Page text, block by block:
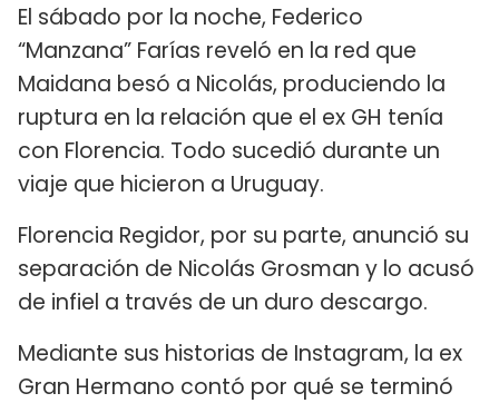
El sábado por la noche, Federico
“Manzana” Farías reveló en la red que
Maidana besó a Nicolás, produciendo la
ruptura en la relación que el ex GH tenía
con Florencia. Todo sucedió durante un
viaje que hicieron a Uruguay.
Florencia Regidor, por su parte, anunció su
separación de Nicolás Grosman y lo acusó
de infiel a través de un duro descargo.
Mediante sus historias de Instagram, la ex
Gran Hermano contó por qué se terminó